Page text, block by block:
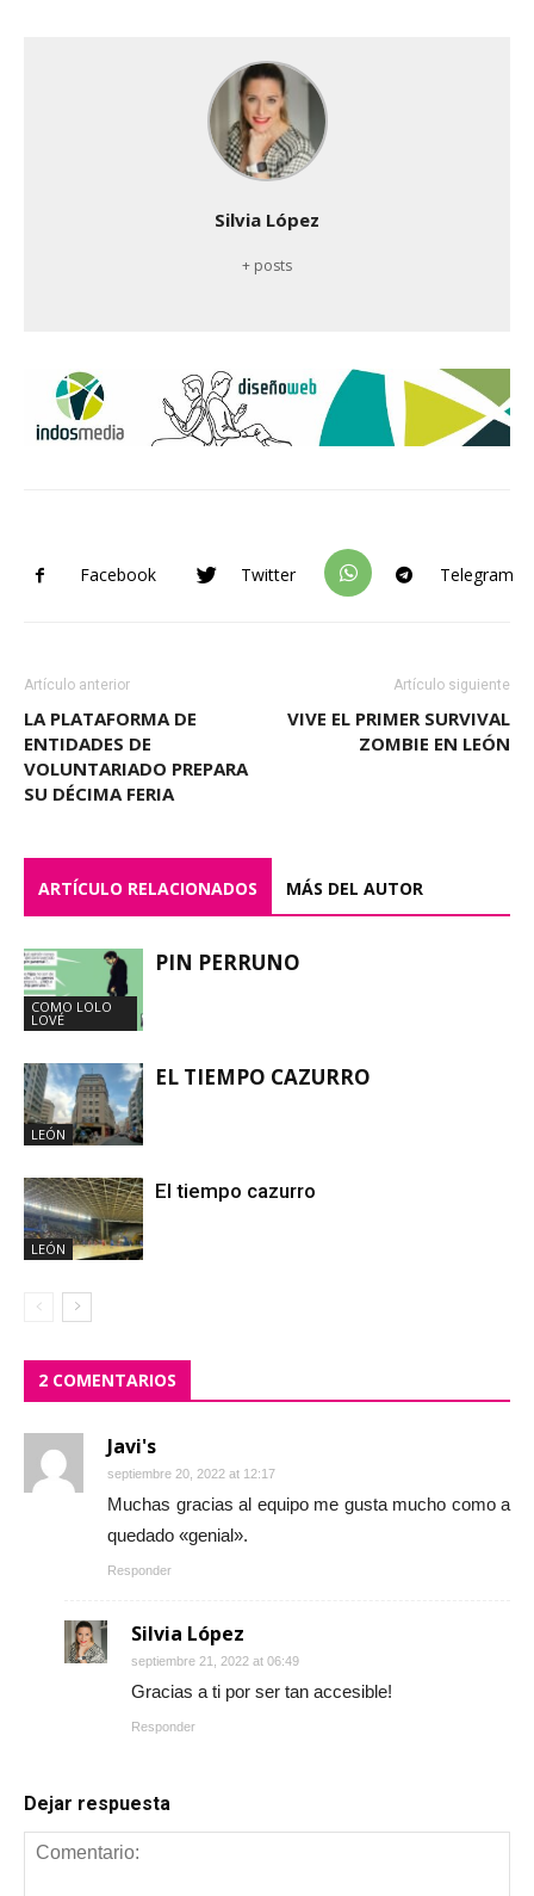
Silvia López
+ posts
Facebook Twitter Telegram
Artículo anterior
LA PLATAFORMA DE
ENTIDADES DE
VOLUNTARIADO PREPARA
SU DÉCIMA FERIA
Artículo siguiente
VIVE EL PRIMER SURVIVAL
ZOMBIE EN LEÓN
ARTÍCULO RELACIONADOS MÁS DEL AUTOR
COMO LOLO
LOVÉ
PIN PERRUNO
LEÓN
EL TIEMPO CAZURRO
LEÓN
El tiempo cazurro
2 COMENTARIOS
Javi's
septiembre 20, 2022 at 12:17
Muchas gracias al equipo me gusta mucho como a
quedado «genial».
Responder
Silvia López
septiembre 21, 2022 at 06:49
Gracias a ti por ser tan accesible!
Responder
Dejar respuesta